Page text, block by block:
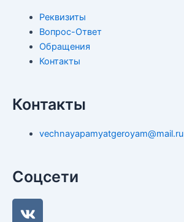
Реквизиты
Вопрос-Ответ
Обращения
Контакты
Контакты
vechnayapamyatgeroyam@mail.ru
Соцсети
V